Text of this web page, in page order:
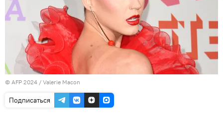
© AFP 2024 / Valerie Macon
Подписаться